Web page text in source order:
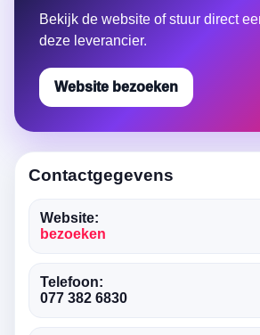
Bekijk de website of stuur direct
deze leverancier.
Website bezoeken
Contactgegevens
Website:
bezoeken
Telefoon:
077 382 6830